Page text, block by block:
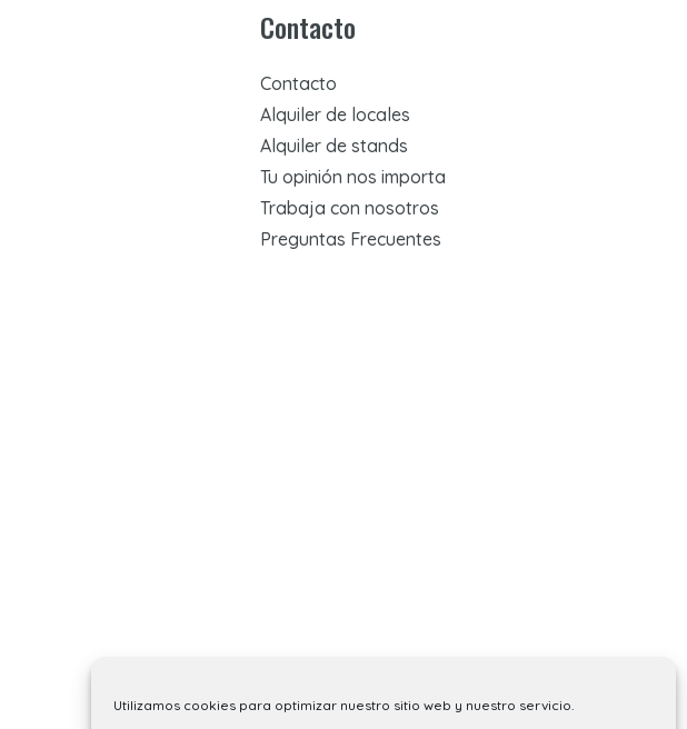
Utilizamos cookies para optimizar nuestro sitio web y nuestro servicio.
Contacto
Contacto
Alquiler de locales
Alquiler de stands
Tu opinión nos importa
Trabaja con nosotros
Preguntas Frecuentes